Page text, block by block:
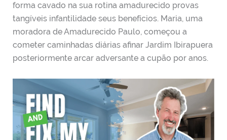
forma cavado na sua rotina amadurecido provas
tangíveis infantilidade seus benefícios. Maria, uma
moradora de Amadurecido Paulo, começou a
cometer caminhadas diárias afinar Jardim Ibirapuera
posteriormente arcar adversante a cupão por anos.